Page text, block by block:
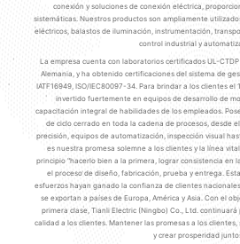
conexión y soluciones de conexión eléctrica,
sistemáticas. Nuestros productos son ampliamente
eléctricos, balastos de iluminación, instrumentación,
control industrial y
La empresa cuenta con laboratorios certificados UL-CTDP
Alemania, y ha obtenido certificaciones del sistema de
IATF16949, ISO/IEC80097-34. Para brindar a los clientes el
invertido fuertemente en equipos de desarrollo de
capacitación integral de habilidades de los empleados.
de ciclo cerrado en toda la cadena de procesos, desde
precisión, equipos de automatización, inspección visual
es nuestra promesa solemne a los clientes y la línea
principio "hacerlo bien a la primera, lograr consistencia en
el proceso de diseño, fabricación, prueba y entrega.
esfuerzos hayan ganado la confianza de clientes
se exportan a países de Europa, América y Asia. Con el
primera clase, Tianli Electric (Ningbo) Co., Ltd.
calidad a los clientes. Mantener las promesas a los
y crear prosperidad